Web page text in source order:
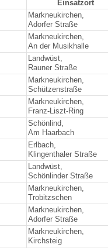
Einsatzort
Markneukirchen,
Adorfer Straße
Markneukirchen,
An der Musikhalle
Landwüst,
Rauner Straße
Markneukirchen,
Schützenstraße
Markneukirchen,
Franz-Liszt-Ring
Schönlind,
Am Haarbach
Erlbach,
Klingenthaler Straße
Landwüst,
Schönlinder Straße
Markneukirchen,
Trobitzschen
Markneukirchen,
Adorfer Straße
Markneukirchen,
Kirchsteig